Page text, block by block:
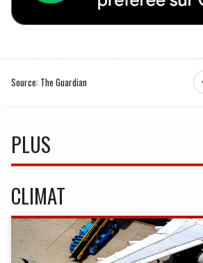
Source: The Guardian
PLUS
CLIMAT